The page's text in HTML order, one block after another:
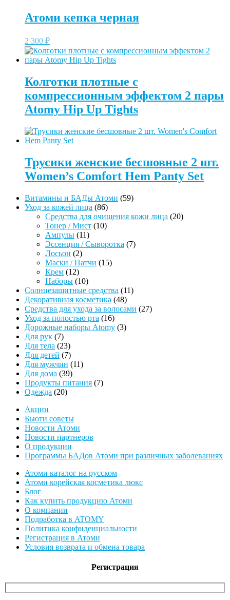
Атоми кепка черная
2 300 ₽
Колготки плотные с
компрессионным эффектом 2 пары
Atomy Hip Up Tights
Трусики женские бесшовные 2 шт.
Women’s Comfort Hem Panty Set
Витамины и БАДы Атоми 5959
Уход за кожей лица 8686
товаров
Средства для очищения кожи лица 2020
Тонер / Мист 1010
Ампулы 1111
товаров
Эссенция / Сыворотка 77
Лосьон 22
товара
Маски / Патчи 1515
Крем 1212
товаров
Наборы 1010
товаров
Солнцезащитные средства 1111
Декоративная косметика 4848
товаров
Средства для ухода за волосами 2727
Уход за полостью рта 1616
товаров
Дорожные наборы Atomy 33
Для рук 77
товаров
Для тела 2323
товара
Для детей 77
товаров
Для мужчин 1111
Для дома 3939
товаров
Продукты питания 77
Одежда 2020
Акции
Бьюти советы
Новости Атоми
Новости партнеров
О продукции
Программы БАДов Атоми при различных заболеваниях
Атоми каталог на русском
Атоми корейская косметика люкс
Блог
Как купить продукцию Атоми
О компании
Подработка в ATOMY
Политика конфиденциальности
Регистрация в Атоми
Условия возврата и обмена товара
Регистрация